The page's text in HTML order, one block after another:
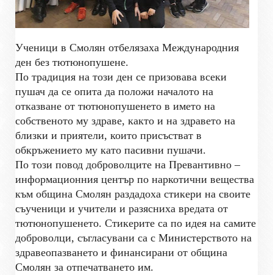
Ученици в Смолян отбелязаха Международния
ден без тютюнопушене.
По традиция на този ден се призовава всеки
пушач да се опита да положи началото на
отказване от тютюнопушенето в името на
собственото му здраве, както и на здравето на
близки и приятели, които присъстват в
обкръжението му като пасивни пушачи.
По този повод доброволците на Превантивно –
информационния център по наркотични вещества
към община Смолян раздадоха стикери на своите
съученици и учители и разясниха вредата от
тютюнопушенето. Стикерите са по идея на самите
доброволци, съгласувани са с Министерството на
здравеопазването и финансирани от община
Смолян за отпечатването им.